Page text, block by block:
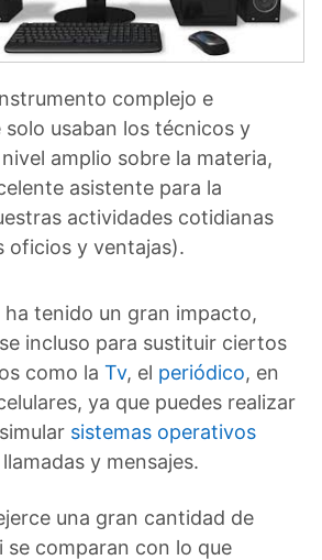
complejo e
usaban los técnicos y
amplio sobre la materia,
asistente para la
actividades cotidianas
oficios y ventajas).
tenido un gran impacto,
incluso para sustituir ciertos
como la Tv, el periódico, en
ya que puedes realizar
sistemas operativos
y mensajes.
una gran cantidad de
se comparan con lo que